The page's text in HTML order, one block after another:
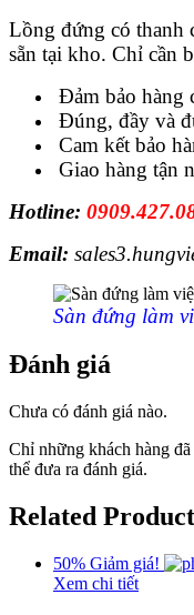
Lồng đứng có thanh
sẵn tại kho. Chỉ cần
Đảm bảo hàng
Đúng, đầy và
Cam kết bảo
Giao hàng tận
Hotline:
Email:
Sàn đứng làm
Đánh giá
Chưa có đánh giá nào.
Chỉ những khách hàng
thể đưa ra đánh giá.
Related
50% Giảm giá!
Xem chi tiết